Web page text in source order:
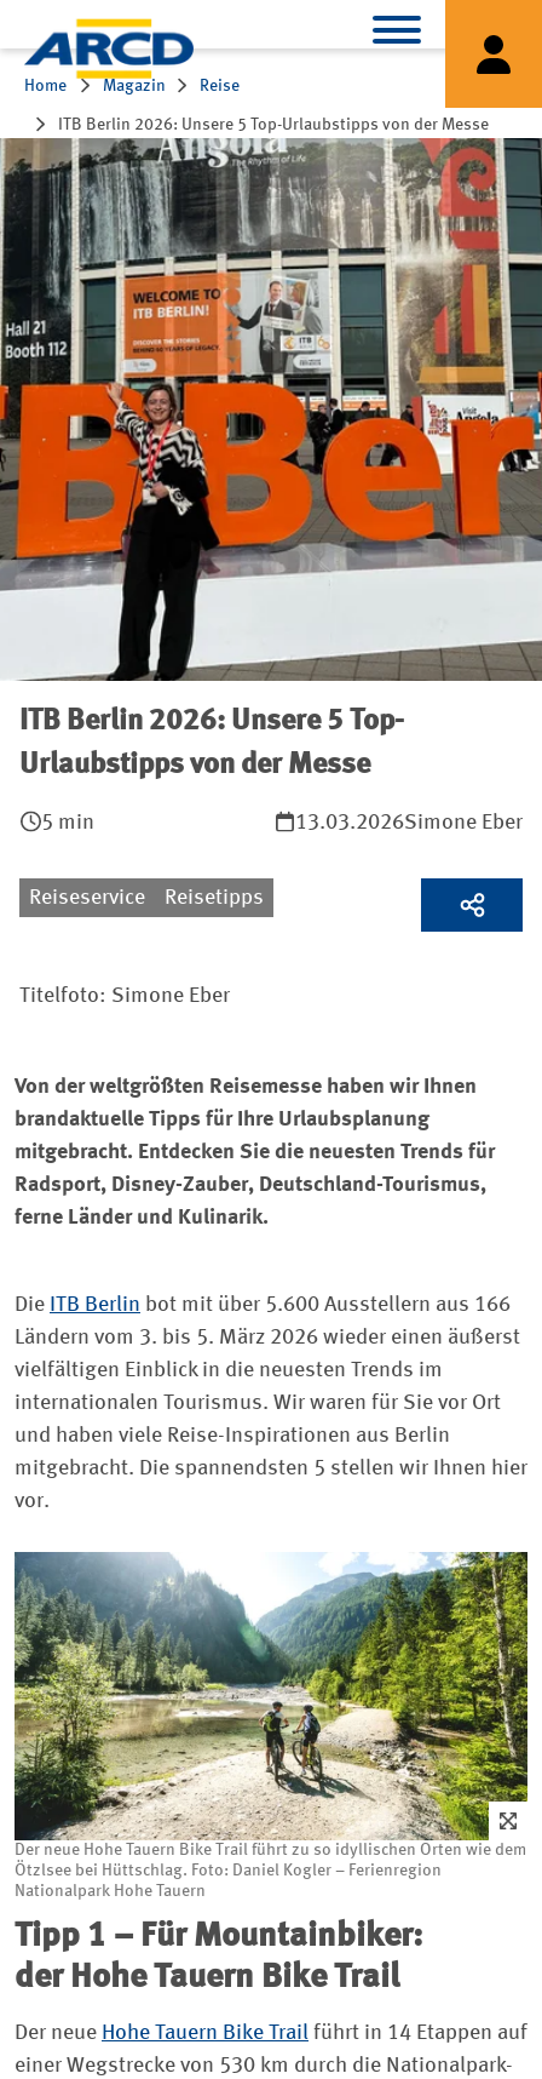
Home Magazin Reise
ITB Berlin 2026: Unsere 5 Top-Urlaubstipps von der Messe
ITB Berlin 2026: Unsere 5 Top-
Urlaubstipps von der Messe
5 min 13.03.2026Simone Eber
Reiseservice Reisetipps
Titelfoto: Simone Eber
Von der weltgrößten Reisemesse haben wir Ihnen
brandaktuelle Tipps für Ihre Urlaubsplanung
mitgebracht. Entdecken Sie die neuesten Trends für
Radsport, Disney-Zauber, Deutschland-Tourismus,
ferne Länder und Kulinarik.
Die ITB Berlin bot mit über 5.600 Ausstellern aus 166
Ländern vom 3. bis 5. März 2026 wieder einen äußerst
vielfältigen Einblick in die neuesten Trends im
internationalen Tourismus. Wir waren für Sie vor Ort
und haben viele Reise-Inspirationen aus Berlin
mitgebracht. Die spannendsten 5 stellen wir Ihnen hier
vor.
Der neue Hohe Tauern Bike Trail führt zu so idyllischen Orten wie dem
Ötzlsee bei Hüttschlag. Foto: Daniel Kogler – Ferienregion
Nationalpark Hohe Tauern
Tipp 1 – Für Mountainbiker:
der Hohe Tauern Bike Trail
Der neue Hohe Tauern Bike Trail führt in 14 Etappen auf
einer Wegstrecke von 530 km durch die Nationalpark-